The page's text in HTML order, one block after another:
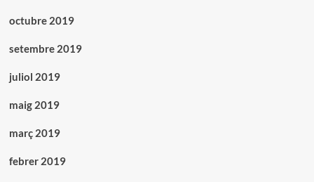
octubre 2019
setembre 2019
juliol 2019
maig 2019
març 2019
febrer 2019